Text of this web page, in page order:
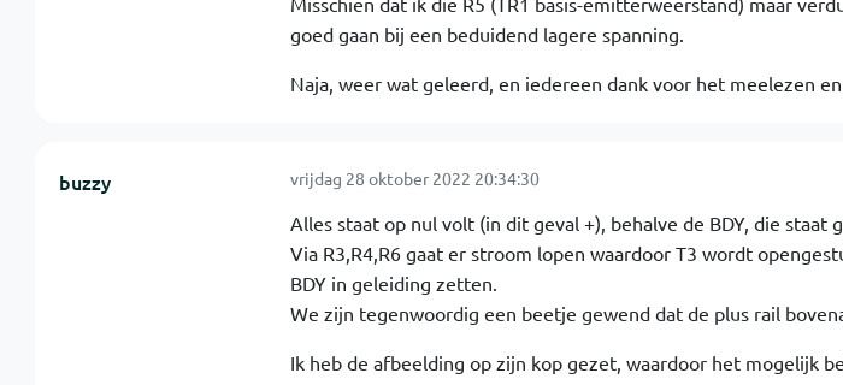
goed gaan bij een beduidend lagere spanning.
Naja, weer wat geleerd, en iedereen dank voor het meelezen
buzzy vrijdag 28 oktober 2022 20:34:30
Alles staat op nul volt (in dit geval +), behalve de BDY, die staat
Via R3,R4,R6 gaat er stroom lopen waardoor T3 wordt
BDY in geleiding zetten.
We zijn tegenwoordig een beetje gewend dat de plus rail
Ik heb de afbeelding op zijn kop gezet, waardoor het mogelijk